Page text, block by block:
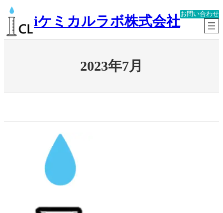
内
容
ス
iケミカルラボ株式会社お問い合わせ
2023年7月